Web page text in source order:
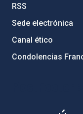
RSS
Sede electrónica
Canal ético
Condolencias